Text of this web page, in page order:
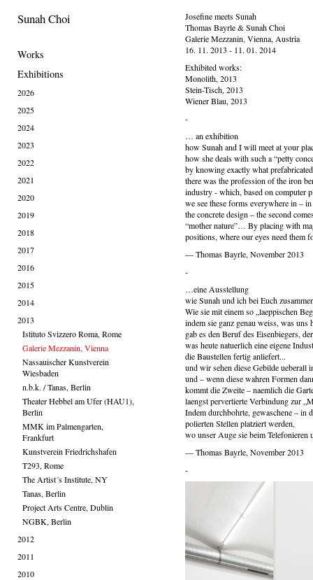
Sunah Choi
Works
Exhibitions
2026
2025
2024
2023
2022
2021
2020
2019
2018
2017
2016
2015
2014
2013
Istituto Svizzero Roma, Rome
Galerie Mezzanin, Vienna
Nassauischer Kunstverein
Wiesbaden
n.b.k. / Tanas, Berlin
Theater Hebbel am Ufer (HAU1),
Berlin
MMK im Palmengarten,
Frankfurt
Kunstverein Friedrichshafen
T293, Rome
The Artist´s Institute, NY
Tanas, Berlin
Project Arts Centre, Dublin
NGBK, Berlin
2012
2011
2010
Josefine meets Sunah
Thomas Bayrle & Sunah Choi
Galerie Mezzanin, Vienna, Austria
16. 11. 2013 - 11. 01. 2014
Exhibited works:
Monolith, 2013
Stein-Tisch, 2013
Wiener Blau, 2013
-
… an exhibition
how Sunah and I will meet at your
how she deals with such a “petty
by knowing exactly what
there was the profession of the iron
industry - which, based on computer
we see these forms everywhere in –
the concrete design – the second
“mother nature”… By placing with
positions, where our eyes need
— Thomas Bayrle, November 2013
-
…eine Ausstellung
wie Sunah und ich bei Euch
Wie sie mit einem so „laeppischen
indem sie ganz genau weiss, was
gab es den Beruf des Eisenbiegers,
was heute natuerlich eine eigene
die Baustellen fertig anliefert...
und wir sehen diese Gebilde ueberall
und – wenn diese wahren Formen
kommt die Zweite – naemlich die
laengst pervertierte Verbindung zur
Indem durchbohrte, gewaschene – in
polierten Stellen platziert werden,
wo unser Auge sie beim
— Thomas Bayrle, November 2013
-